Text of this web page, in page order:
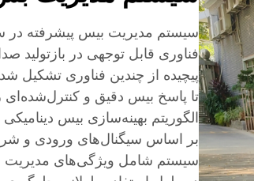
فناوری قابل توجهی در
پیچیده از چندین فناوری تشکیل
تا پاسخ بیس دقیق و کنترل‌شده‌ای
الگوریتم بهینه‌سازی بیس
بر اساس سیگنال‌های ورودی و
سیستم شامل ویژگی‌های